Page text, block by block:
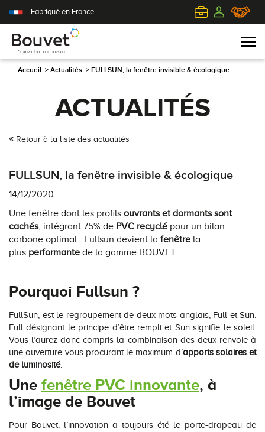
Fabriqué en France
Accueil > Actualités > FULLSUN, la fenêtre invisible & écologique
ACTUALITÉS
Retour à la liste des actualités
FULLSUN, la fenêtre invisible & écologique
14/12/2020
Une fenêtre dont les profils ouvrants et dormants sont
cachés, intégrant 75% de PVC recyclé pour un bilan
carbone optimal : Fullsun devient la fenêtre la
plus performante de la gamme BOUVET
Pourquoi Fullsun ?
FullSun, est le regroupement de deux mots anglais, Full et Sun.
Full désignant le principe d’être rempli et Sun signifie le soleil.
Vous l’aurez donc compris la combinaison des deux renvoie à
une ouverture vous procurant le maximum d’apports solaires et
de luminosité.
Une fenêtre PVC innovante, à
l’image de Bouvet
Pour Bouvet, l’innovation a toujours été le porte-drapeau de
Mixte
Bois
Nos portes-fenêtres
Toutes nos fenêtres
Demander un devis
Télécharger le catalogue
Volets roulants
Volets battants
Tous nos volets
Conseils pour choisir
Demander un devis
Tous nos accessoires volets battants
Télécharger le catalogue
Alu
PVC
Toutes nos portes d'entrée
Contemporaine
Accessoires
Conseils pour choisir
Demander un devis
Télécharger le catalogue
Qui sommes-nous ?
L'innovation pour passion
L'efficience industrielle
Le respect de l'environnement